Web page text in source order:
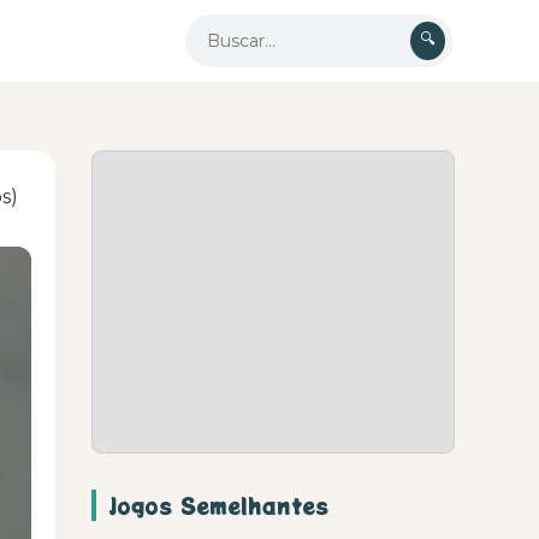
🔍
Jogos Semelhantes